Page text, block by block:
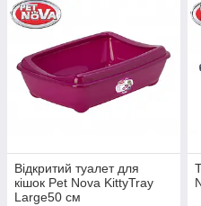
Відкритий туалет для
кішок Pet Nova KittyTray
Large50 см